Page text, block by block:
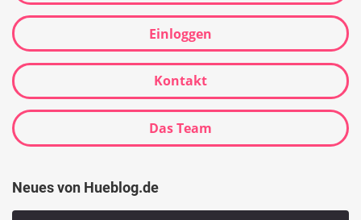
Einloggen
Kontakt
Das Team
Neues von Hueblog.de